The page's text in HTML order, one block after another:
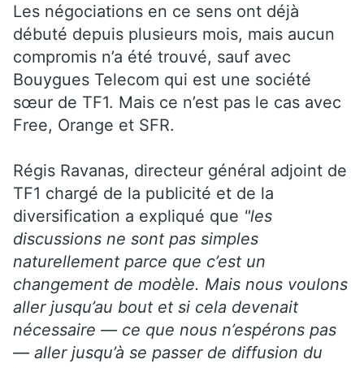
Les négociations en ce sens ont déjà
débuté depuis plusieurs mois, mais aucun
compromis n’a été trouvé, sauf avec
Bouygues Telecom qui est une société
sœur de TF1. Mais ce n’est pas le cas avec
Free, Orange et SFR.
Régis Ravanas, directeur général adjoint de
TF1 chargé de la publicité et de la
diversification a expliqué que "les
discussions ne sont pas simples
naturellement parce que c’est un
changement de modèle. Mais nous voulons
aller jusqu’au bout et si cela devenait
nécessaire — ce que nous n’espérons pas
— aller jusqu’à se passer de diffusion du